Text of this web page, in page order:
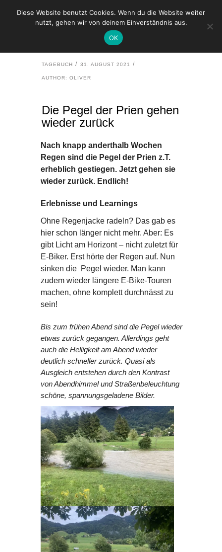
TAGEBUCH 31. AUGUST 2021
AUTHOR: OLIVER
Die Pegel der Prien gehen
wieder zurück
Nach knapp anderthalb Wochen
Regen sind die Pegel der Prien z.T.
erheblich gestiegen. Jetzt gehen sie
wieder zurück. Endlich!
Erlebnisse und Learnings
Ohne Regenjacke radeln? Das gab es
hier schon länger nicht mehr. Aber: Es
gibt Licht am Horizont – nicht zuletzt für
E-Biker. Erst hörte der Regen auf. Nun
sinken die Pegel wieder. Man kann
zudem wieder längere E-Bike-Touren
machen, ohne komplett durchnässt zu
sein!
Bis zum frühen Abend sind die Pegel wieder
etwas zurück gegangen. Allerdings geht
auch die Helligkeit am Abend wieder
deutlich schneller zurück. Quasi als
Ausgleich entstehen durch den Kontrast
von Abendhimmel und Straßenbeleuchtung
schöne, spannungsgeladene Bilder.
Diese Website benutzt Cookies. Wenn du die Website weiter
nutzt, gehen wir von deinem Einverständnis aus.
OK